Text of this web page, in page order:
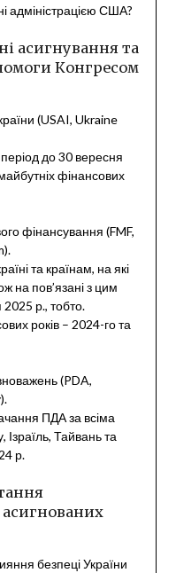
адміністрацією США?
асигнування та
Конгресом
(USAI, Ukraine
до 30 вересня
фінансових
фінансування (FMF,
та країнам, на які
на пов’язані з цим
р., тобто.
років – 2024-го та
(PDA,
ПДА за всіма
Тайвань та
р.
асигнованих
безпеці України